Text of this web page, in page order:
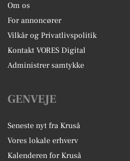
Om os
For annoncører
Vilkår og Privatlivspolitik
Kontakt VORES Digital
Administrer samtykke
GENVEJE
Seneste nyt fra Kruså
Vores lokale erhverv
Kalenderen for Kruså